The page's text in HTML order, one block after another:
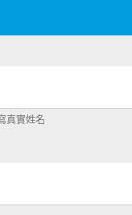
真實姓名